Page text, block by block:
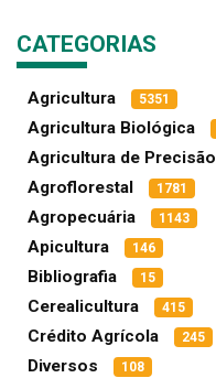
CATEGORIAS
Agricultura 5351
Agricultura Biológica
Agricultura de Precisão
Agroflorestal 1781
Agropecuária 1143
Apicultura 146
Bibliografia 15
Cerealicultura 415
Crédito Agrícola 245
Diversos 108